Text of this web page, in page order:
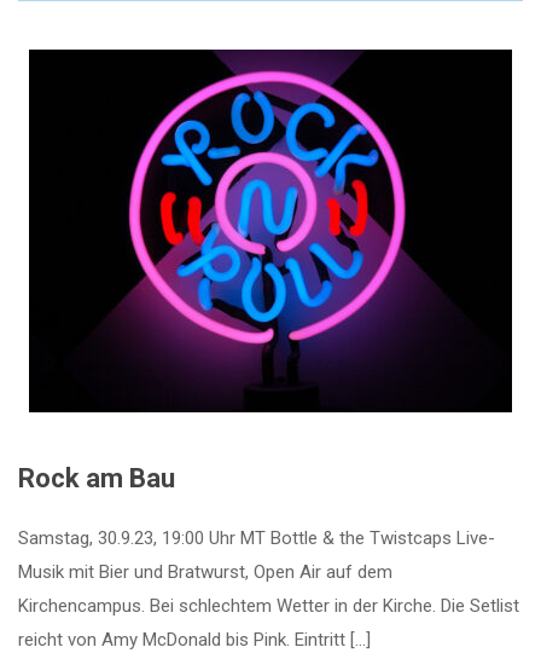
Rock am Bau
Samstag, 30.9.23, 19:00 Uhr MT Bottle & the Twistcaps Live-
Musik mit Bier und Bratwurst, Open Air auf dem
Kirchencampus. Bei schlechtem Wetter in der Kirche. Die Setlist
reicht von Amy McDonald bis Pink. Eintritt […]